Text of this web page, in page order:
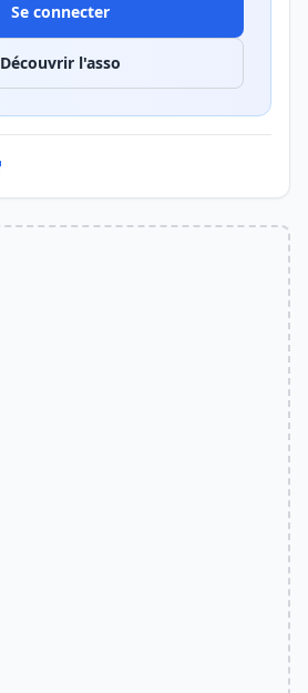
Se connecter
Découvrir l'asso